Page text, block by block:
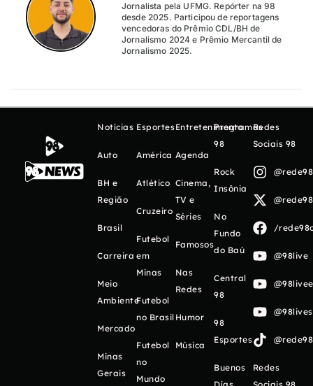
Jornalista pela UFMG. Repórter na 98
desde 2025. Participou de reportagens
vencedoras do Prêmio CDL/BH de
Jornalismo 2024 e Prêmio Mercantil de
Jornalismo 2025.
Notícias
Auto
BH e
Região
Brasil
Carreira
Meio
Ambiente
Mercado
Minas
Gerais
Esportes
América
Atlético
Cruzeiro
Futebol
em
Minas
Futebol
no Brasil
Futebol
no
Mundo
Entretenimento
Agenda
Cinema,
TV e
Séries
Famosos
Nas
Redes
Humor
Música
Programas
98
Rock
Insônia
No
Fundo
do Baú
Central
98
98
Esportes
Buenos
Redes
Sociais 98
/
@98live
Redes